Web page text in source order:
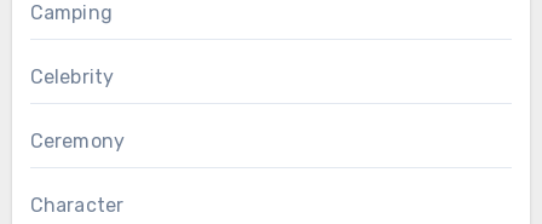
Camping
Celebrity
Ceremony
Character